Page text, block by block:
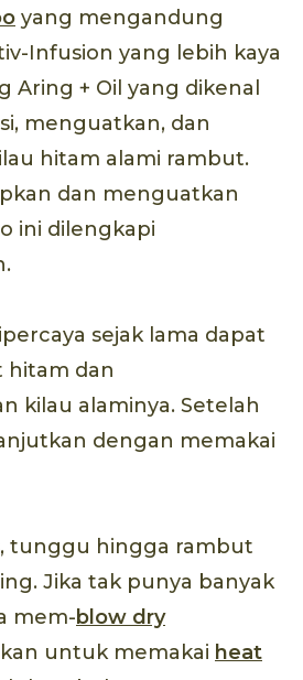
yang mengandung
Infusion yang lebih kaya
Aring + Oil yang dikenal
menguatkan, dan
hitam alami rambut.
dan menguatkan
ini dilengkapi
sejak lama dapat
hitam dan
kilau alaminya. Setelah
dengan memakai
tunggu hingga rambut
Jika tak punya banyak
mem-blow dry
untuk memakai heat